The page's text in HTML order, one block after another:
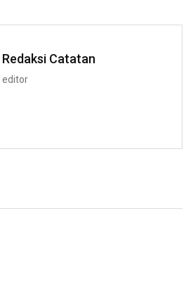
Redaksi Catatan
editor